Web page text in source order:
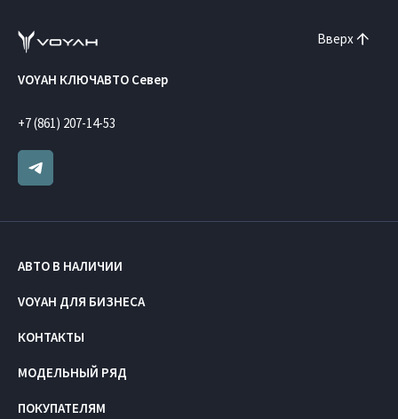
Вверх
VOYAH КЛЮЧАВТО Север
+7 (861) 207-14-53
АВТО В НАЛИЧИИ
VOYAH ДЛЯ БИЗНЕСА
КОНТАКТЫ
МОДЕЛЬНЫЙ РЯД
ПОКУПАТЕЛЯМ